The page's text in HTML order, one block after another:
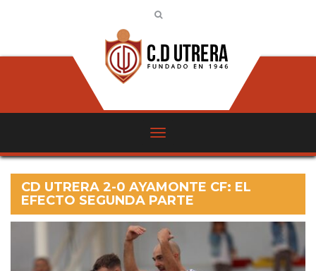
CD UTRERA 2-0 AYAMONTE CF: EL
EFECTO SEGUNDA PARTE